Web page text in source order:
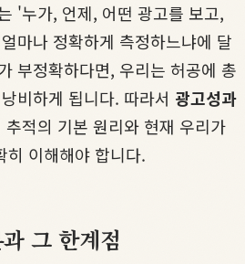
'누가, 언제, 어떤 광고를 보고,
마나 정확하게 측정하느냐에 달
부정확하다면, 우리는 허공에 총
비하게 됩니다. 따라서 광고성과
적의 기본 원리와 현재 우리가
히 이해해야 합니다.
그 한계점